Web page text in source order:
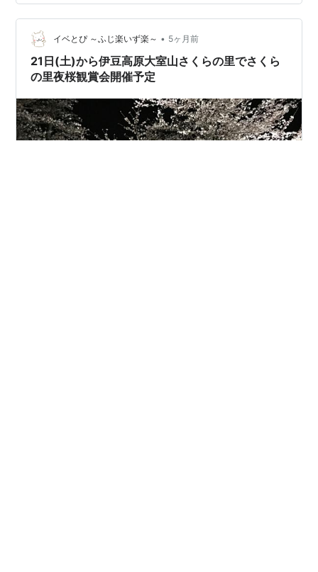
りもよかった。 まずは、伊豆高原駅「そば手鞠」でラン
チ。 柚子と三つ葉の香りの手鞠蕎麦と桜エビのかき揚
げ。 美味しくいただいて、バスに乗って「大室山へ」。
大室山は標高５８０メートルで、 伊豆のランドマーク的
な観光地。 お椀を伏せ…
イベとぴ ～ふじ楽いず楽～ • 5ヶ月前
21日(土)から伊豆高原大室山さくらの里でさくら
の里夜桜観賞会開催予定